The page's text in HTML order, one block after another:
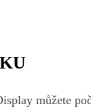
můžete